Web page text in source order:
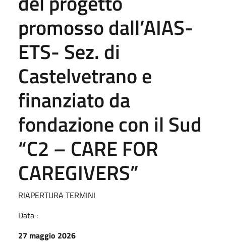
promosso dall’AIAS-
ETS- Sez. di
Castelvetrano e
finanziato da
fondazione con il Sud
“C2 – CARE FOR
CAREGIVERS”
RIAPERTURA TERMINI
Data :
27 maggio 2026